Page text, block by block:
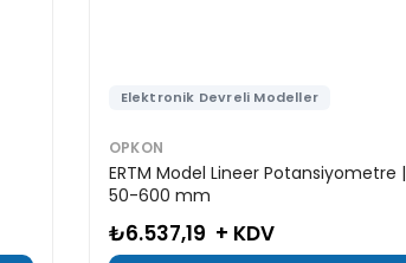
Elektronik Devreli Modeller
OPKON
ERTM Model Lineer Potansiyometre |
50-600 mm
₺6.537,19 + KDV